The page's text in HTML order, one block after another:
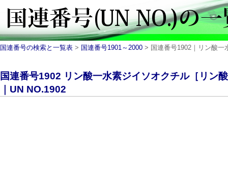
国連番号の検索と一覧表 > 国連番号1901～2000 > 国連番号1902｜リン酸一
国連番号1902 リン酸一水素ジイソオクチル［リン
｜UN NO.1902